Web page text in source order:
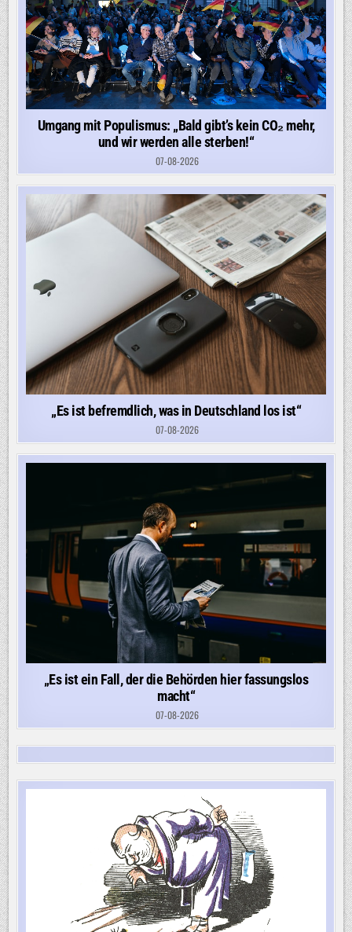
Umgang mit Populismus: „Bald gibt’s kein CO₂ mehr,
und wir werden alle sterben!“
07-08-2026
„Es ist befremdlich, was in Deutschland los ist“
07-08-2026
„Es ist ein Fall, der die Behörden hier fassungslos
macht“
07-08-2026